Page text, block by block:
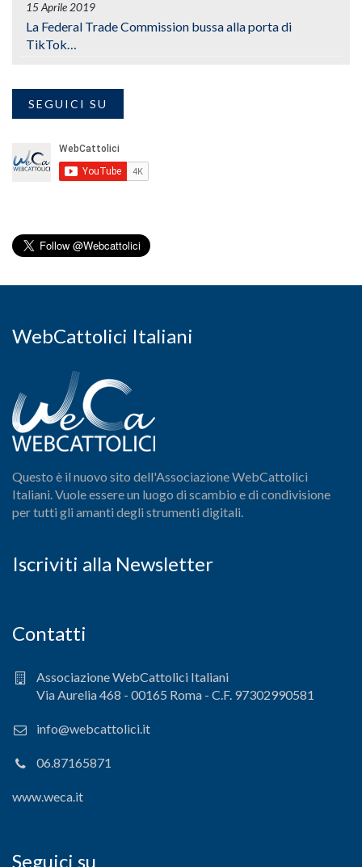
15 Aprile 2019
La Federal Trade Commission bussa alla porta di
TikTok…
SEGUICI SU
WebCattolici Italiani
Questo è il nuovo sito dell'Associazione WebCattolici
Italiani. Vuole essere un luogo di scambio e di condivisione
per tutti gli amanti degli strumenti digitali.
Iscriviti alla Newsletter
Contatti
Associazione WebCattolici Italiani
Via Aurelia 468 - 00165 Roma - C.F. 97302990581
info@webcattolici.it
06.87165871
www.weca.it
Seguici su